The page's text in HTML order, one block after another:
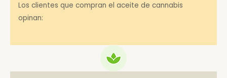
Los clientes que compran el aceite de cannabis
opinan: